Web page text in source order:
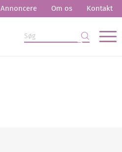
Annoncere Om os Kontakt